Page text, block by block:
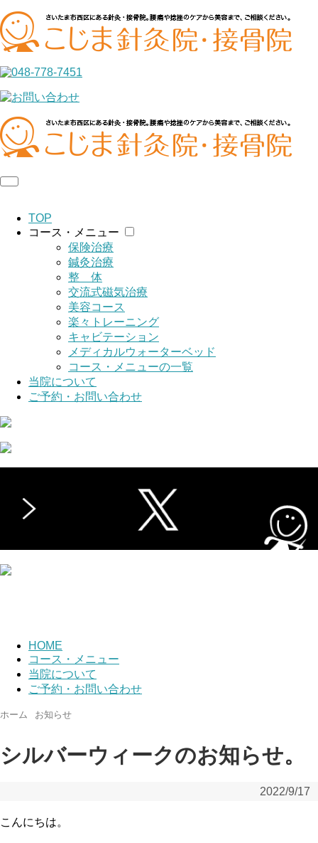
TOP
コース・メニュー
保険治療
鍼灸治療
整 体
交流式磁気治療
美容コース
楽々トレーニング
キャビテーション
メディカルウォーターベッド
コース・メニューの一覧
当院について
ご予約・お問い合わせ
HOME
コース・メニュー
当院について
ご予約・お問い合わせ
ホーム お知らせ
シルバーウィークのお知らせ。
2022/9/17
こんにちは。